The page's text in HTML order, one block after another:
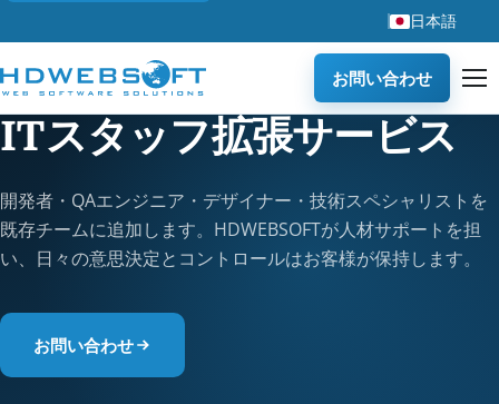
日本語
お問い合わせ
ITスタッフ拡張サービス
開発者・QAエンジニア・デザイナー・技術スペシャリストを
既存チームに追加します。HDWEBSOFTが人材サポートを担
い、日々の意思決定とコントロールはお客様が保持します。
お問い合わせ